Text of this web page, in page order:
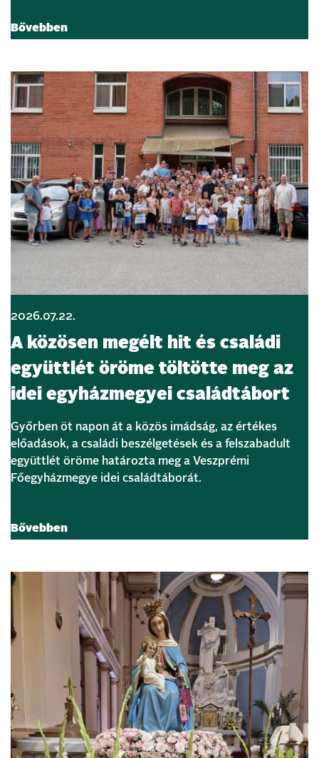
Bővebben
2026.07.22.
A közösen megélt hit és családi
együttlét öröme töltötte meg az
idei egyházmegyei családtábort
Győrben öt napon át a közös imádság, az értékes
előadások, a családi beszélgetések és a felszabadult
együttlét öröme határozta meg a Veszprémi
Főegyházmegye idei családtáborát.
Bővebben